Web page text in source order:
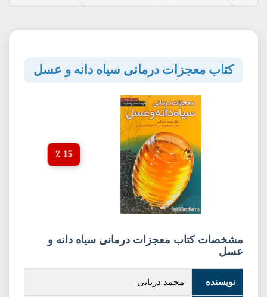
کتاب معجزات درمانی سیاه دانه و عسل
15 ٪
مشخصات کتاب معجزات درمانی سیاه دانه و
عسل
نویسنده محمد دریایی